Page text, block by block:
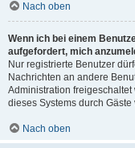
Nach oben
Wenn ich bei einem
aufgefordert, mich
Nur registrierte Benutzer
Nachrichten an andere
Administration
dieses Systems durch
Nach oben